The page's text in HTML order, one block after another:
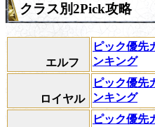
クラス別2Pick攻略
エルフ
ピック優先
ンキング
ロイヤル
ピック優先
ンキング
ピック優先